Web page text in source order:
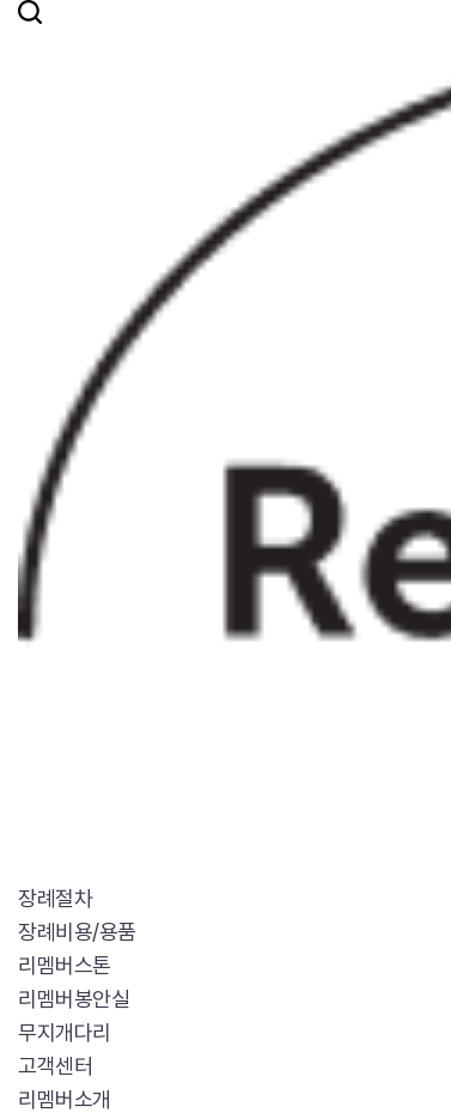
장례절차
장례비용/용품
리멤버스톤
리멤버봉안실
무지개다리
고객센터
리멤버소개